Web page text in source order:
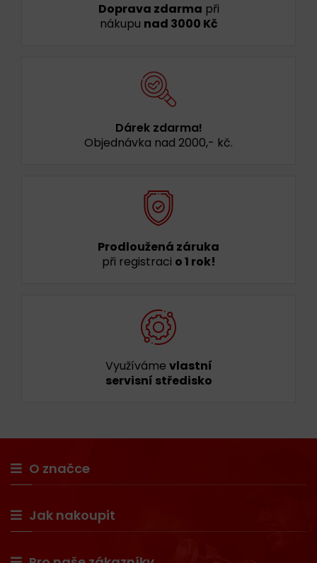
Doprava zdarma při
nákupu nad 3000 Kč
Dárek zdarma!
Objednávka nad 2000,- kč.
Prodloužená záruka
při registraci o 1 rok!
Využíváme vlastní
servisní středisko
O značce
Jak nakoupit